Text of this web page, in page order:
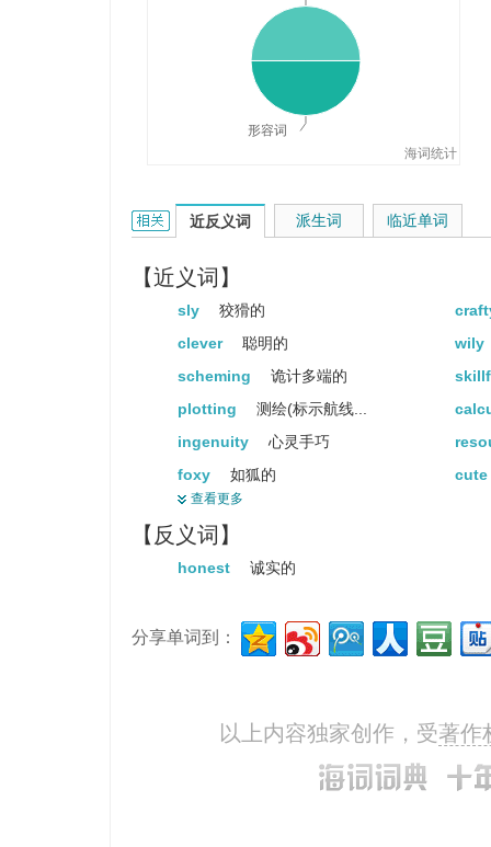
The cunning workman does
（谚）巧匠不挑剔工具。
It takes cunning workmen to
能工巧匠才能制作如此精致的家
这只小猫多么逗人喜爱!
海词统计
形容词
cunning的相关资料：
近反义词
【近义词】
sly 狡猾的
clever
聪明的
wily
scheming
诡计多端的
plotting
测绘(标示航线...
ingenuity
心灵手巧
foxy
如狐的
cute
guile
狡猾
shrewd
crooked
弯曲的
slippery
滑的
craftiness
狡猾
精明(刁钻
skill
查看更多
【反义词】
honest 诚实的
派生词 临近单词
分享单词到：
以上内容独家创作，受著作